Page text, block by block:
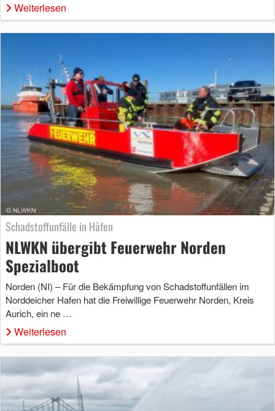
Weiterlesen
Schadstoffunfälle in Häfen
NLWKN übergibt Feuerwehr Norden
Spezialboot
Norden (NI) – Für die Bekämpfung von Schadstoffunfällen im
Norddeicher Hafen hat die Freiwillige Feuerwehr Norden, Kreis
Aurich, ein ne …
Weiterlesen